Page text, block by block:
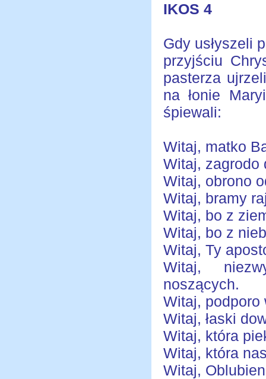
IKOS 4
Gdy usłyszeli
przyjściu
pasterza
na łonie
śpiewali:
Witaj, matko
Witaj, zagrodo
Witaj, obrono
Witaj, bramy
Witaj, bo z
Witaj, bo z
Witaj, Ty
Witaj,
noszących.
Witaj, podporo
Witaj, łaski
Witaj, która
Witaj, która
Witaj,